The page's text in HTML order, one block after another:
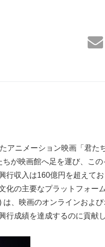
アニメーション映画「君た
が映画館へ足を運び、こ
行収入は160億円を超えて
の主要なプラットフォー
、映画のオンラインおよ
成績を達成するのに貢献し